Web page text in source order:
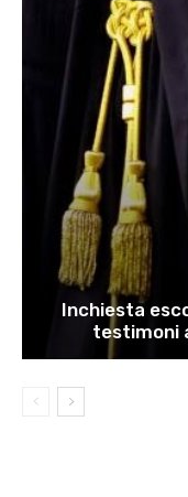
Inchiesta
testimoni